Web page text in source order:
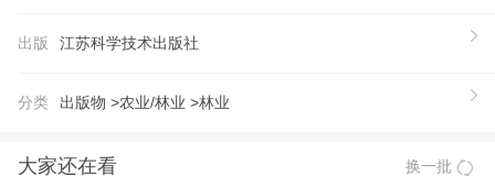
防治、耳类病虫害及防治、杏鲍菇病虫害及防治、猴
出版 江苏科学技术出版社
分类 出版物 >农业/林业 >林业
大家还在看 换一批